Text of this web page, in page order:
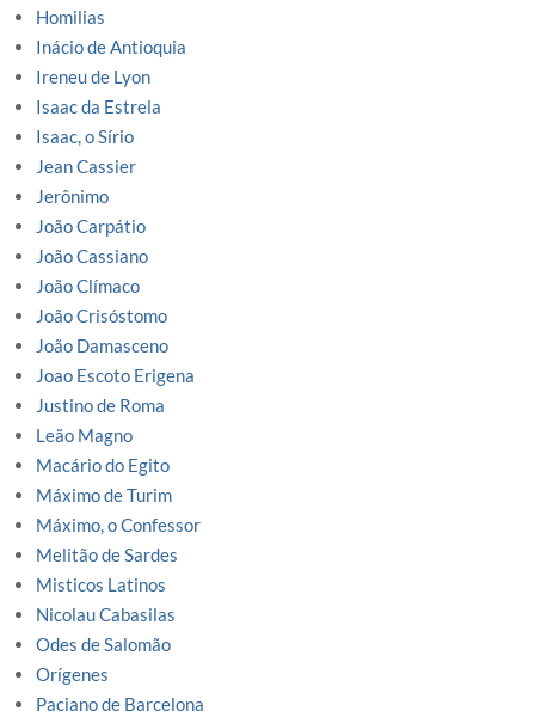
Homilias
Inácio de Antioquia
Ireneu de Lyon
Isaac da Estrela
Isaac, o Sírio
Jean Cassier
Jerônimo
João Carpátio
João Cassiano
João Clímaco
João Crisóstomo
João Damasceno
Joao Escoto Erigena
Justino de Roma
Leão Magno
Macário do Egito
Máximo de Turim
Máximo, o Confessor
Melitão de Sardes
Misticos Latinos
Nicolau Cabasilas
Odes de Salomão
Orígenes
Paciano de Barcelona